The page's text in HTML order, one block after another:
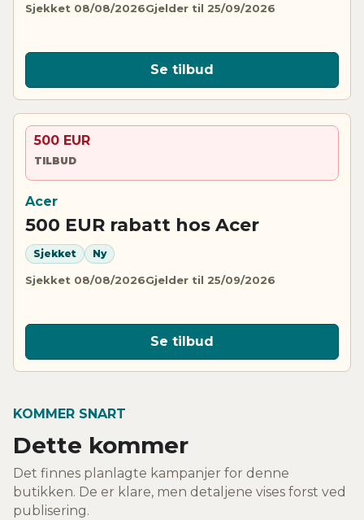
Sjekket 08/08/2026Gjelder til 25/09/2026
Se tilbud
500 EUR
TILBUD
Acer
500 EUR rabatt hos Acer
Sjekket Ny
Sjekket 08/08/2026Gjelder til 25/09/2026
Se tilbud
KOMMER SNART
Dette kommer
Det finnes planlagte kampanjer for denne
butikken. De er klare, men detaljene vises forst ved
publisering.